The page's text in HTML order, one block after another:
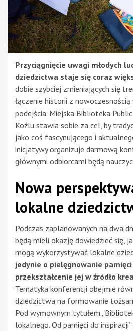
Przyciągnięcie uwagi młodych
dziedzictwa staje się coraz
dobie szybciej zmieniających się
łączenie historii z
podejścia. Miejska Biblioteka
Koźlu stawia sobie za cel, by
jako coś fascynującego i
inicjatywy organizuje darmową
głównymi odbiorcami będą
Nowa
lokalne
Podczas zaplanowanych na dwa
będą mieli okazję dowiedzieć się,
mogą wykorzystywać lokalne
jedynie o pielęgnowanie pamięci
przekształcenie jej w źródło
Tematyka konferencji obejmie
dziedzictwa na formowanie
Pod wymownym tytułem
lokalnego. Od pamięci do